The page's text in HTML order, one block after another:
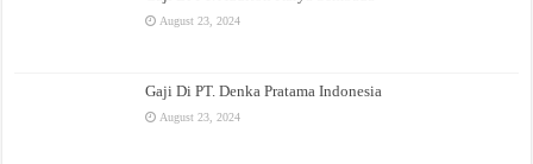
August 23, 2024
Gaji Di PT. Denka Pratama Indonesia
August 23, 2024